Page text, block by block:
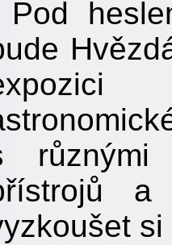
Pod
různými
a
si